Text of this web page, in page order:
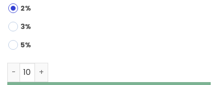
2%
3%
5%
FYCOS FYCOSIN 30000 Puffs Disposable Vape